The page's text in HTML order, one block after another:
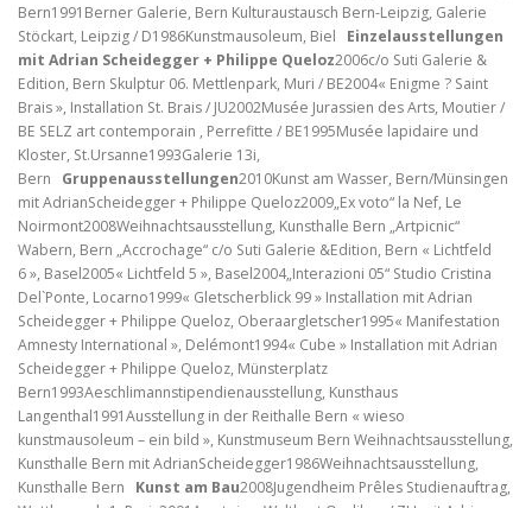
Bern1991 Berner Galerie, Bern Kulturaustausch Bern-Leipzig, Galerie
Stöckart, Leipzig / D1986Kunstmausoleum, Biel
Einzelausstellungen
mit Adrian Scheidegger + Philippe Queloz2006c/o Suti Galerie &
Edition, Bern Skulptur 06. Mettlenpark, Muri / BE2004« Enigme ? Saint
Brais », Installation St. Brais / JU2002Musée Jurassien des Arts, Moutier /
BE SELZ art contemporain , Perrefitte / BE1995Musée lapidaire und
Kloster, St.Ursanne1993Galerie 13i,
Bern
Gruppenausstellungen2010Kunst am Wasser, Bern/Münsingen
mit AdrianScheidegger + Philippe Queloz2009„Ex voto“ la Nef, Le
Noirmont2008Weihnachtsausstellung, Kunsthalle Bern „Artpicnic“
Wabern, Bern „Accrochage“ c/o Suti Galerie &Edition, Bern « Lichtfeld
6 », Basel2005« Lichtfeld 5 », Basel2004„Interazioni 05“ Studio Cristina
Del`Ponte, Locarno1999« Gletscherblick 99 » Installation mit Adrian
Scheidegger + Philippe Queloz, Oberaargletscher1995« Manifestation
Amnesty International », Delémont1994« Cube » Installation mit Adrian
Scheidegger + Philippe Queloz, Münsterplatz
Bern1993Aeschlimannstipendienausstellung, Kunsthaus
Langenthal1991Ausstellung in der Reithalle Bern « wieso
kunstmausoleum – ein bild », Kunstmuseum Bern Weihnachtsausstellung,
Kunsthalle Bern mit AdrianScheidegger1986Weihnachtsausstellung,
Kunsthalle Bern
Kunst am Bau2008Jugendheim Prêles Studienauftrag,